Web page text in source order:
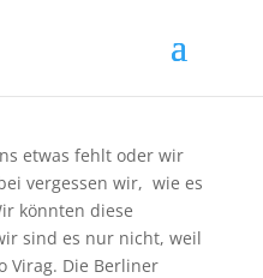
etwas fehlt oder wir
vergessen wir, wie es
könnten diese
sind es nur nicht, weil
Virag. Die Berliner